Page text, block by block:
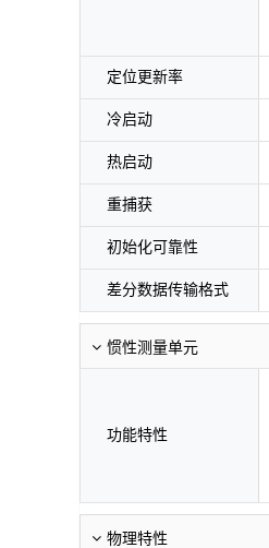
定位更新率
冷启动
热启动
重捕获
初始化可靠性
差分数据传输格式
惯性测量单元
功能特性
物理特性